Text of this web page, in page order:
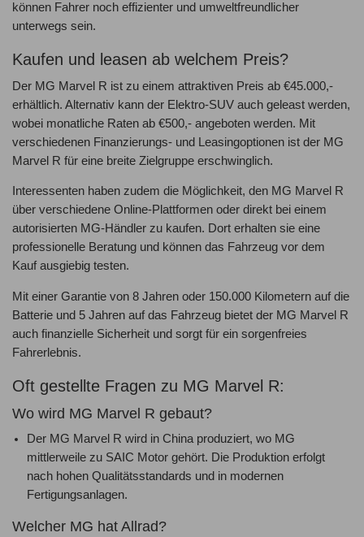
können Fahrer noch effizienter und umweltfreundlicher
unterwegs sein.
Kaufen und leasen ab welchem Preis?
Der MG Marvel R ist zu einem attraktiven Preis ab €45.000,-
erhältlich. Alternativ kann der Elektro-SUV auch geleast werden,
wobei monatliche Raten ab €500,- angeboten werden. Mit
verschiedenen Finanzierungs- und Leasingoptionen ist der MG
Marvel R für eine breite Zielgruppe erschwinglich.
Interessenten haben zudem die Möglichkeit, den MG Marvel R
über verschiedene Online-Plattformen oder direkt bei einem
autorisierten MG-Händler zu kaufen. Dort erhalten sie eine
professionelle Beratung und können das Fahrzeug vor dem
Kauf ausgiebig testen.
Mit einer Garantie von 8 Jahren oder 150.000 Kilometern auf die
Batterie und 5 Jahren auf das Fahrzeug bietet der MG Marvel R
auch finanzielle Sicherheit und sorgt für ein sorgenfreies
Fahrerlebnis.
Oft gestellte Fragen zu MG Marvel R:
Wo wird MG Marvel R gebaut?
Der MG Marvel R wird in China produziert, wo MG
mittlerweile zu SAIC Motor gehört. Die Produktion erfolgt
nach hohen Qualitätsstandards und in modernen
Fertigungsanlagen.
Welcher MG hat Allrad?